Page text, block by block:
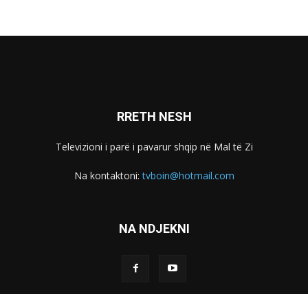
RRETH NESH
Televizioni i parë i pavarur shqip në Mal të Zi
Na kontaktoni:tvboin@hotmail.com
NA NDJEKNI